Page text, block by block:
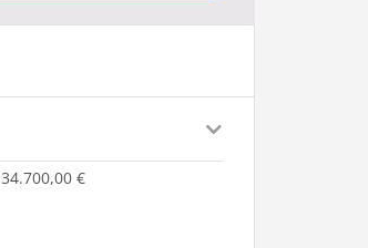
34.700,00 €